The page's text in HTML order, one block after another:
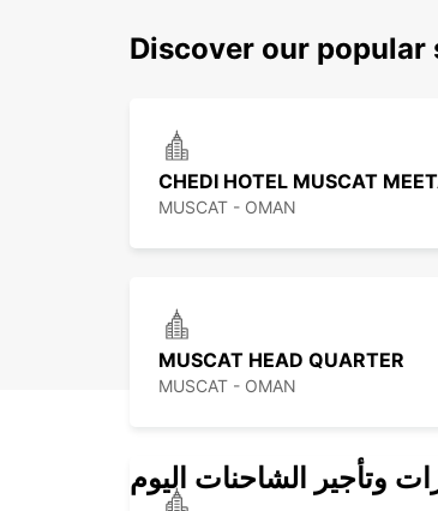
Discover our
MUSCAT - OMAN
MUSCAT HEAD QUARTER
MUSCAT - OMAN
وتأجير الشاحنات اليوم